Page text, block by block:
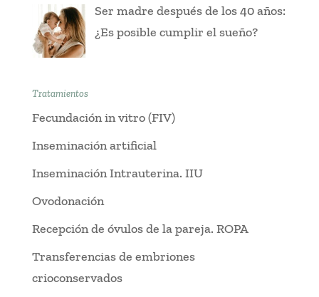
Ser madre después de los 40 años:
¿Es posible cumplir el sueño?
Tratamientos
Fecundación in vitro (FIV)
Inseminación artificial
Inseminación Intrauterina. IIU
Ovodonación
Recepción de óvulos de la pareja. ROPA
Transferencias de embriones
crioconservados